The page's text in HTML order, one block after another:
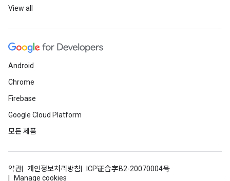
View all
Android
Chrome
Firebase
Google Cloud Platform
모든 제품
약관 개인정보처리방침
ICP证合字B2-20070004号
Manage cookies